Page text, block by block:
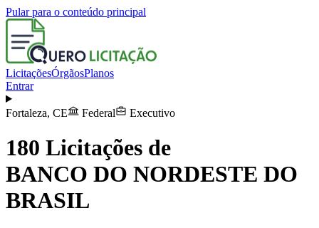
Pular para o conteúdo principal
LicitaçõesÓrgãosPlanos
Entrar
Fortaleza, CE Federal Executivo
180 Licitações de
BANCO DO NORDESTE DO
BRASIL